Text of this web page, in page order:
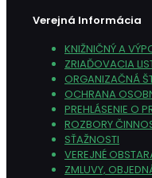
Verejná Informácia
KNIŽNIČNÝ A
ZRIAĎOVACIA
ORGANIZAČNÁ
OCHRANA
PREHLÁSENIE O
ROZBORY
SŤAŽNOSTI
VEREJNÉ
ZMLUVY,